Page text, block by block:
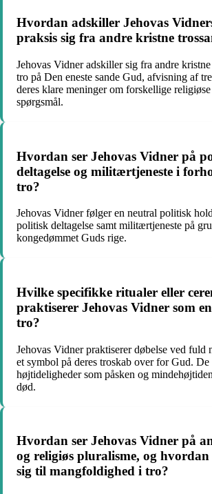
Hvordan adskiller Jehovas
praksis sig fra andre kristne
Jehovas Vidner adskiller sig fra andre
tro på Den eneste sande Gud, afvisning af
deres klare meninger om forskellige
spørgsmål.
Hvordan ser Jehovas Vidner på
deltagelse og militærtjeneste i
tro?
Jehovas Vidner følger en neutral politisk
politisk deltagelse samt militærtjeneste på
kongedømmet Guds rige.
Hvilke specifikke ritualer eller
praktiserer Jehovas Vidner som
tro?
Jehovas Vidner praktiserer døbelse ved fuld
et symbol på deres troskab over for Gud.
højtideligheder som påsken og
død.
Hvordan ser Jehovas Vidner på
og religiøs pluralisme, og
sig til mangfoldighed i tro?